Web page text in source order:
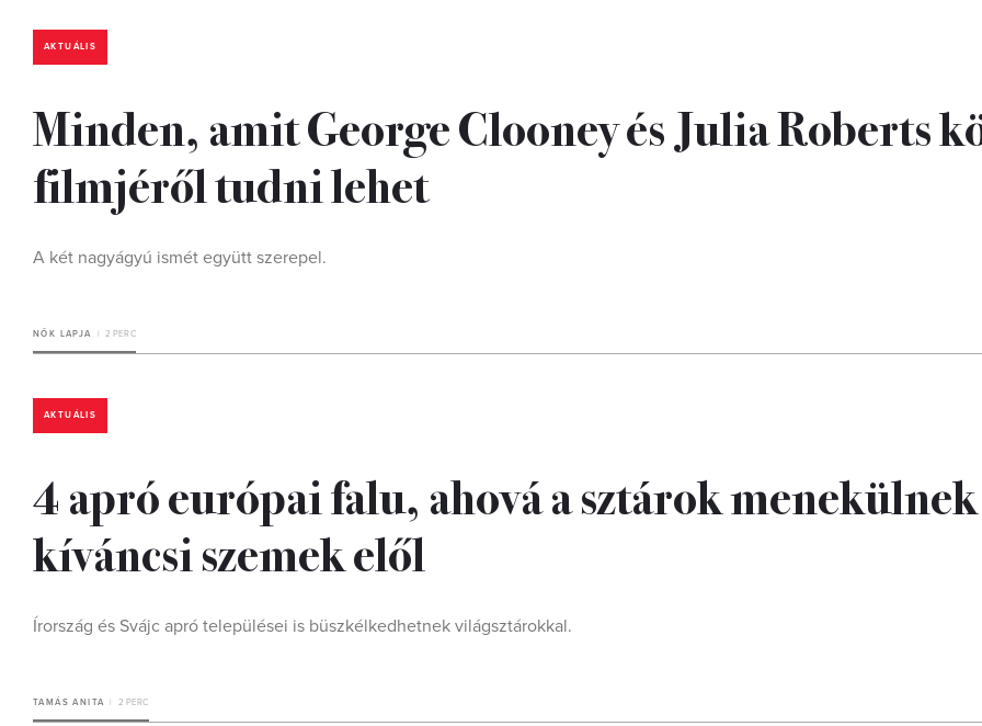
AKTUÁLIS
Minden, amit George Clooney és Julia Roberts
filmjéről tudni lehet
A két nagyágyú ismét együtt szerepel.
NŐK LAPJA 2 PERC
AKTUÁLIS
4 apró európai falu, ahová a sztárok
kíváncsi szemek elől
Írország és Svájc apró települései is büszkélkedhetnek világsztárokkal.
TAMÁS ANITA 2 PERC